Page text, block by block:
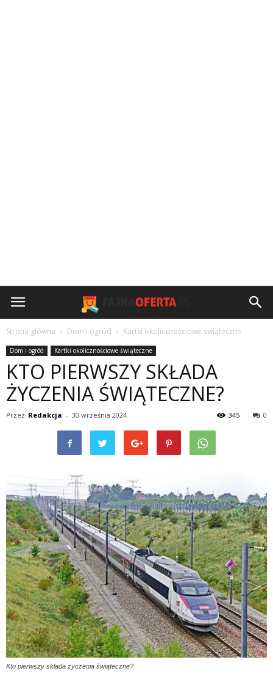
Strona główna Dom i ogród Kartki okolicznościowe świąteczne
Dom i ogród Kartki okolicznościowe świąteczne
KTO PIERWSZY SKŁADA
ŻYCZENIA ŚWIĄTECZNE?
Przez Redakcja - 30 września 2024 0
345
Kto pierwszy składa życzenia świąteczne?